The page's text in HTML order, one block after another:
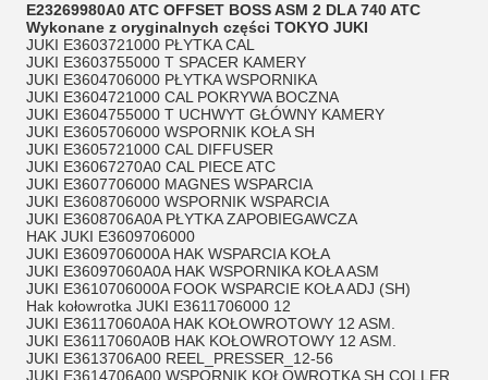
E23269980A0 ATC OFFSET BOSS ASM 2 DLA 740 ATC
Wykonane z oryginalnych części TOKYO JUKI
JUKI E3603721000 PŁYTKA CAL
JUKI E3603755000 T SPACER KAMERY
JUKI E3604706000 PŁYTKA WSPORNIKA
JUKI E3604721000 CAL POKRYWA BOCZNA
JUKI E3604755000 T UCHWYT GŁÓWNY KAMERY
JUKI E3605706000 WSPORNIK KOŁA SH
JUKI E3605721000 CAL DIFFUSER
JUKI E36067270A0 CAL PIECE ATC
JUKI E3607706000 MAGNES WSPARCIA
JUKI E3608706000 WSPORNIK WSPARCIA
JUKI E3608706A0A PŁYTKA ZAPOBIEGAWCZA
HAK JUKI E3609706000
JUKI E3609706000A HAK WSPARCIA KOŁA
JUKI E36097060A0A HAK WSPORNIKA KOŁA ASM
JUKI E3610706000A FOOK WSPARCIE KOŁA ADJ (SH)
Hak kołowrotka JUKI E3611706000 12
JUKI E36117060A0A HAK KOŁOWROTOWY 12 ASM.
JUKI E36117060A0B HAK KOŁOWROTOWY 12 ASM.
JUKI E3613706A00 REEL_PRESSER_12-56
JUKI E3614706A00 WSPORNIK KOŁOWROTKA SH COLLER